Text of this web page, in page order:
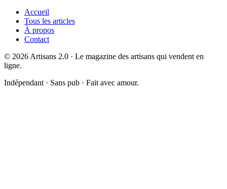
Accueil
Tous les articles
À propos
Contact
© 2026 Artisans 2.0 · Le magazine des artisans qui vendent en
ligne.
Indépendant · Sans pub · Fait avec amour.